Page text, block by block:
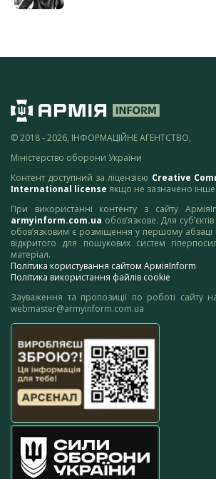
© 2018 - 2026, ІНФОРМАЦІЙНЕ АГЕНТСТВО,
Міністерство оборони України
Контент доступний за ліцензією Creative
International license якщо не зазначено інше.
При використанні контенту з сайту
armyinform.com.ua обов’язкове. Для
обов’язковим є розміщення у першому абзаці
відкритого для пошукових систем
матеріал.
Політика користування сайтом АрміяInform
Політика використання файлів cookie
Зауваження та пропозиції по роботі сайту
webmaster@armyinform.com.ua